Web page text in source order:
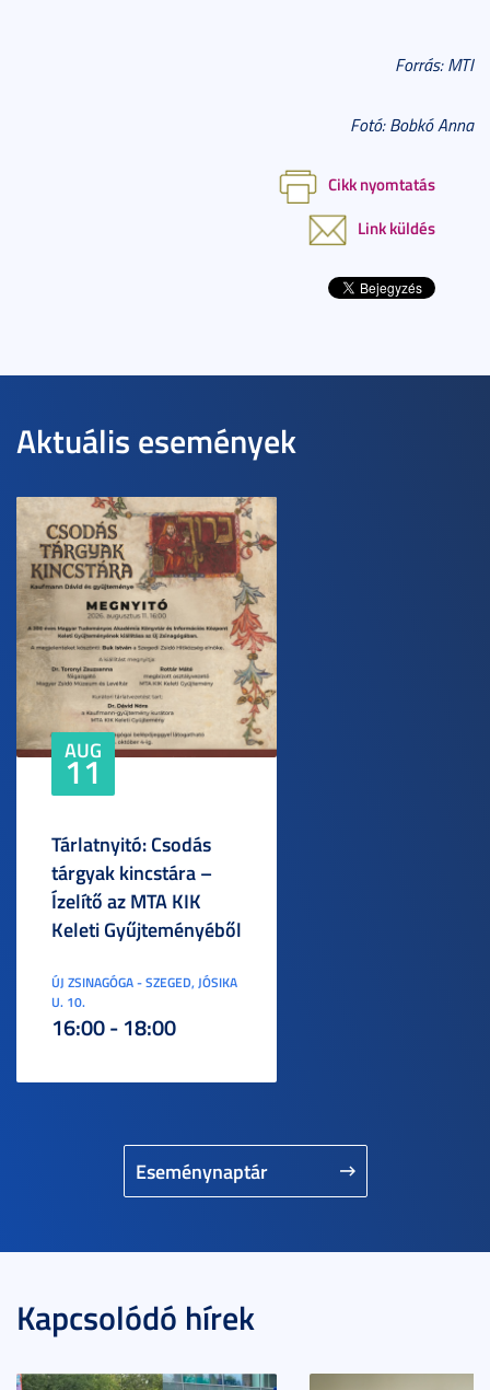
Forrás: MTI
Fotó: Bobkó Anna
Cikk nyomtatás
Link küldés
Aktuális események
Eseménynaptár
AUG
11
Tárlatnyitó: Csodás
tárgyak kincstára –
Ízelítő az MTA KIK
Keleti Gyűjteményéből
ÚJ ZSINAGÓGA - SZEGED, JÓSIKA
U. 10.
16:00 - 18:00
Kapcsolódó hírek